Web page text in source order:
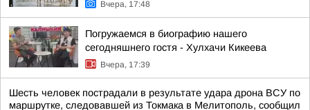
Вчера, 17:48
Погружаемся в биографию нашего
сегодняшнего гостя - Хулхачи Кикеева
Вчера, 17:39
Шесть человек пострадали в результате удара дрона ВСУ по
маршрутке, следовавшей из Токмака в Мелитополь, сообщил